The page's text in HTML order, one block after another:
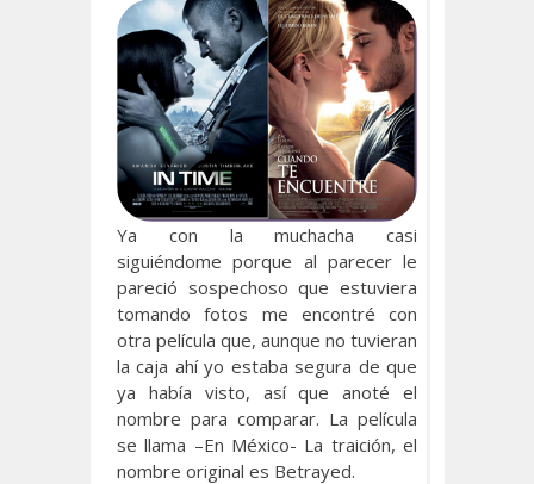
Ya con la muchacha casi
siguiéndome porque al parecer le
pareció sospechoso que estuviera
tomando fotos me encontré con
otra película que, aunque no tuvieran
la caja ahí yo estaba segura de que
ya había visto, así que anoté el
nombre para comparar. La película
se llama –En México- La traición, el
nombre original es Betrayed.